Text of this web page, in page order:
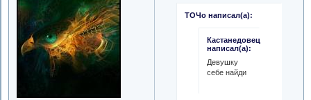
ТОЧо написал(а):
Кастанедовец
написал(а):
Девушку
себе найди